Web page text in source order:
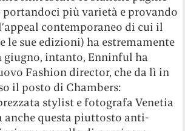
portandoci più varietà e provando
contemporaneo di cui il
le sue edizioni) ha estremamente
giugno, intanto, Enninful ha
Fashion director, che da lì in
il posto di Chambers:
stylist e fotografa Venetia
anche questa piuttosto anti-